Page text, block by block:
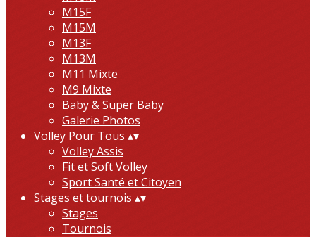
M15F
M15M
M13F
M13M
M11 Mixte
M9 Mixte
Baby & Super Baby
Galerie Photos
Volley Pour Tous ▴▾
Volley Assis
Fit et Soft Volley
Sport Santé et Citoyen
Stages et tournois ▴▾
Stages
Tournois